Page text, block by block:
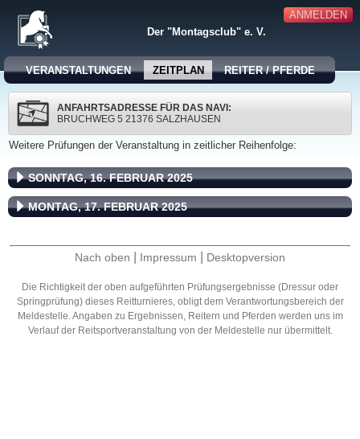
ANMELDEN
Der "Montagsclub" e. V.
VERANSTALTUNGEN ZEITPLAN REITER / PFERDE
ANFAHRTSADRESSE FÜR DAS NAVI:
BRUCHWEG 5 21376 SALZHAUSEN
Weitere Prüfungen der Veranstaltung in zeitlicher Reihenfolge:
SONNTAG, 16. FEBRUAR 2025
MONTAG, 17. FEBRUAR 2025
Nach oben Impressum Desktopversion
Die Richtigkeit der oben aufgeführten Prüfungsergebnisse (Dressur oder
Springprüfung) dieses Reitturnieres, obligt dem Verantwortungsbereich der
Meldestelle. Angaben zu Ergebnissen, Reitern und Pferden werden uns im
Verlauf der Reitsportveranstaltung von der Meldestelle nur übermittelt.